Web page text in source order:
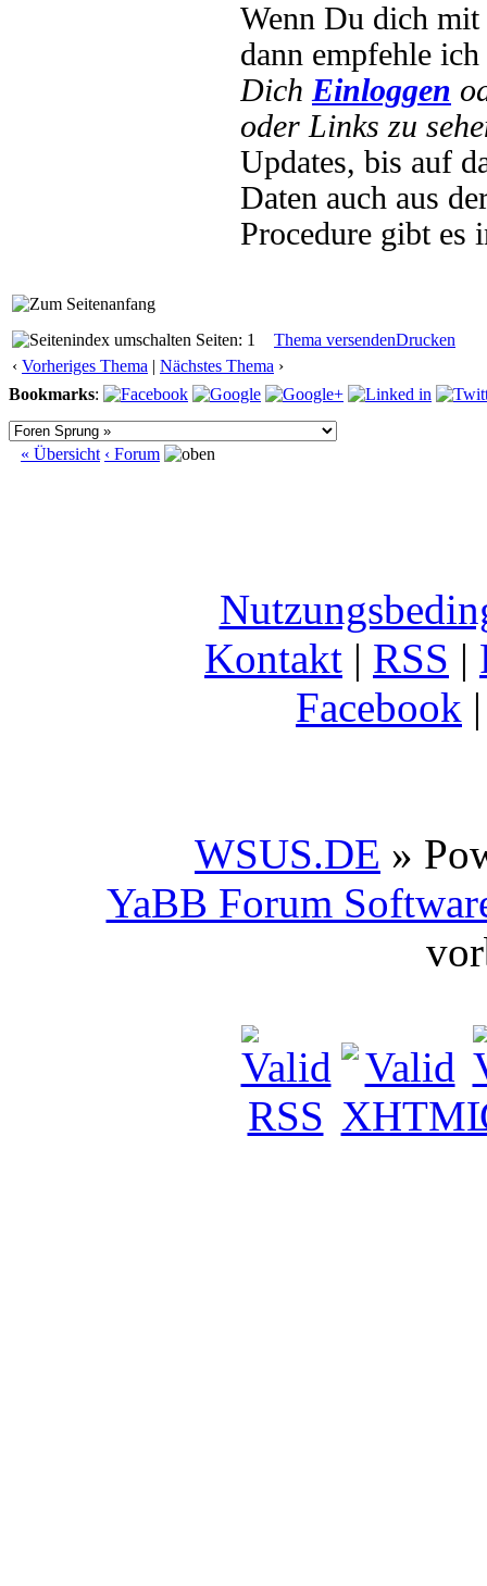
Wenn Du dich
dann empfehle
Dich Einloggen
oder Links zu
Updates, bis auf
Daten auch aus
Procedure gibt es
Seiten: 1 Thema versendenDrucken
‹ Vorheriges Thema | Nächstes Thema ›
Bookmarks:
« Übersicht ‹ Forum
Kontakt | RSS |
Facebook
WSUS.DE »
YaBB Forum